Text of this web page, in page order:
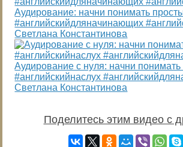
Аудирование: начни понимать
#английскийдляначинающих
Светлана Константинова
Аудирование с нуля: начни понимать
#английскийнаслух
Светлана Константинова
Поделитесь этим видео с